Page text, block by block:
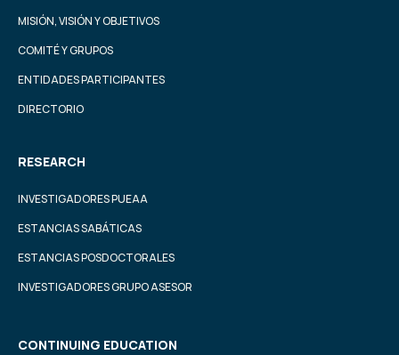
MISIÓN, VISIÓN Y OBJETIVOS
COMITÉ Y GRUPOS
ENTIDADES PARTICIPANTES
DIRECTORIO
RESEARCH
INVESTIGADORES PUEAA
ESTANCIAS SABÁTICAS
ESTANCIAS POSDOCTORALES
INVESTIGADORES GRUPO ASESOR
CONTINUING EDUCATION